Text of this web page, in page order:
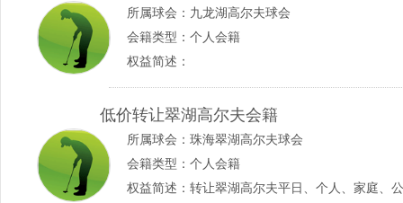
所属球会： 九龙湖高尔夫球会
会籍类型：个人会籍
权益简述：
低价转让翠湖高尔夫会籍
所属球会： 珠海翠湖高尔夫球会
会籍类型：个人会籍
权益简述：转让翠湖高尔夫平日、个人、家庭、